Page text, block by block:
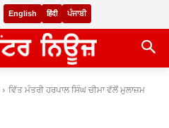
English हिंदी ਪੰਜਾਬੀ
ਵਿੱਤ ਮੰਤਰੀ ਹਰਪਾਲ ਸਿੰਘ ਚੀਮਾ ਵੱਲੋਂ ਮੁਲਾਜ਼ਮ